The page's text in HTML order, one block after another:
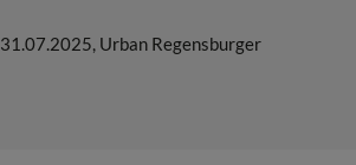
31.07.2025, Urban Regensburger